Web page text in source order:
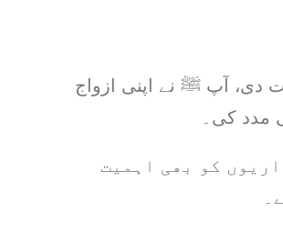
دی، آپ ﷺ نے اپنی ازواج
مدد کی۔
کو بھی اہمیت